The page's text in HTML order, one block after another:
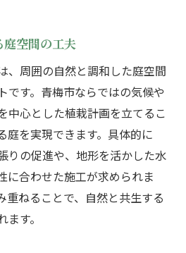
空間の工夫
、周囲の自然と調和した庭空間
です。青梅市ならではの気候や
中心とした植栽計画を立てるこ
庭を実現できます。具体的に
りの促進や、地形を活かした水
に合わせた施工が求められま
重ねることで、自然と共生する
す。